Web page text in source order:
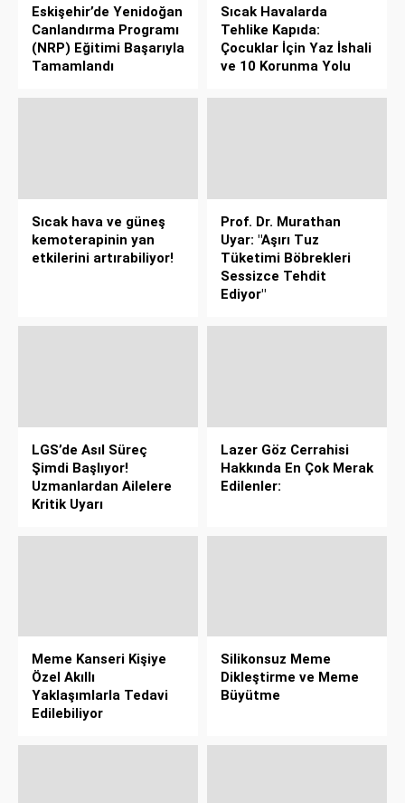
Eskişehir’de Yenidoğan
Canlandırma Programı
(NRP) Eğitimi Başarıyla
Tamamlandı
Sıcak Havalarda
Tehlike Kapıda:
Çocuklar İçin Yaz İshali
ve 10 Korunma Yolu
Sıcak hava ve güneş
kemoterapinin yan
etkilerini artırabiliyor!
Prof. Dr. Murathan
Uyar: "Aşırı Tuz
Tüketimi Böbrekleri
Sessizce Tehdit
Ediyor"
LGS’de Asıl Süreç
Şimdi Başlıyor!
Uzmanlardan Ailelere
Kritik Uyarı
Lazer Göz Cerrahisi
Hakkında En Çok Merak
Edilenler:
Meme Kanseri Kişiye
Özel Akıllı
Yaklaşımlarla Tedavi
Edilebiliyor
Silikonsuz Meme
Dikleştirme ve Meme
Büyütme